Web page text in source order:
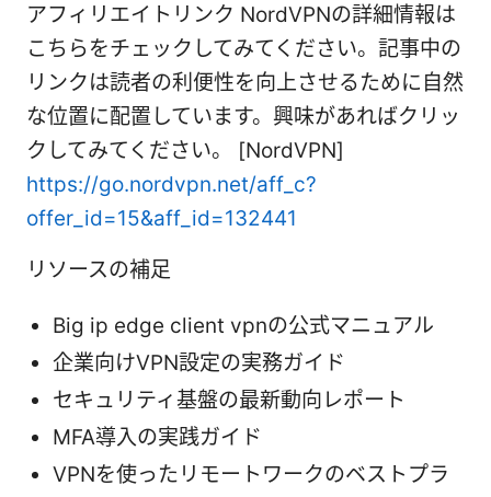
アフィリエイトリンク NordVPNの詳細情報は
こちらをチェックしてみてください。記事中の
リンクは読者の利便性を向上させるために自然
な位置に配置しています。興味があればクリッ
クしてみてください。 [NordVPN]
https://go.nordvpn.net/aff_c?
offer_id=15&aff_id=132441
リソースの補足
Big ip edge client vpnの公式マニュアル
企業向けVPN設定の実務ガイド
セキュリティ基盤の最新動向レポート
MFA導入の実践ガイド
VPNを使ったリモートワークのベストプラ